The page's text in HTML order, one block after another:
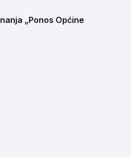
„Ponos Općine